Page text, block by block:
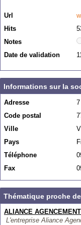
Url
Hits
Notes
Date de validation
Informations sur la
Adresse
Code postal
Ville
Pays
Téléphone
Fax
Thématique proche de
ALIANCE
L'entreprise Aliance